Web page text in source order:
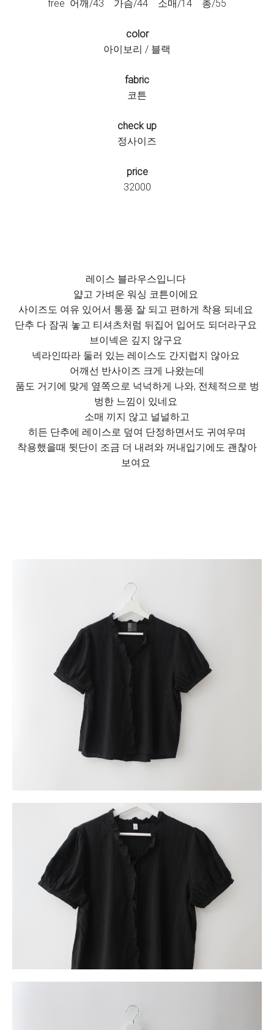
free 어깨/43 가슴/44 소매/14 총/55
color
아이보리 / 블랙
fabric
코튼
check up
정사이즈
price
32000
레이스 블라우스입니다
얇고 가벼운 워싱 코튼이에요
사이즈도 여유 있어서 통풍 잘 되고 편하게 착용 되네요
단추 다 잠궈 놓고 티셔츠처럼 뒤집어 입어도 되더라구요
브이넥은 깊지 않구요
넥라인따라 둘러 있는 레이스도 간지럽지 않아요
어깨선 반사이즈 크게 나왔는데
품도 거기에 맞게 옆쪽으로 넉넉하게 나와, 전체적으로 벙
벙한 느낌이 있네요
소매 끼지 않고 널널하고
히든 단추에 레이스로 덮여 단정하면서도 귀여우며
착용했을때 뒷단이 조금 더 내려와 꺼내입기에도 괜찮아
보여요